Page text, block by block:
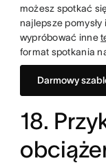
możesz spotkać
najlepsze pomysły
wypróbować inne
format spotkania
Darmowy
18.